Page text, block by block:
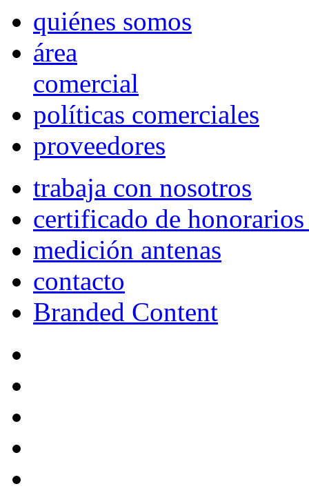
quiénes somos
área
comercial
políticas comerciales
proveedores
trabaja con nosotros
certificado de
medición antenas
contacto
Branded Content